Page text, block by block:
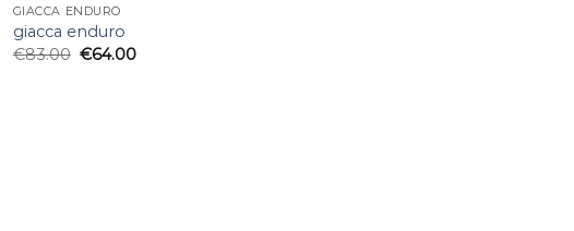
GIACCA ENDURO
giacca enduro
€83.00 €64.00